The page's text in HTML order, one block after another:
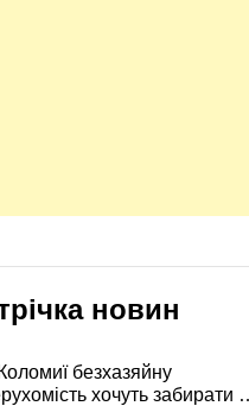
новин
безхазяйну
хочуть забирати у